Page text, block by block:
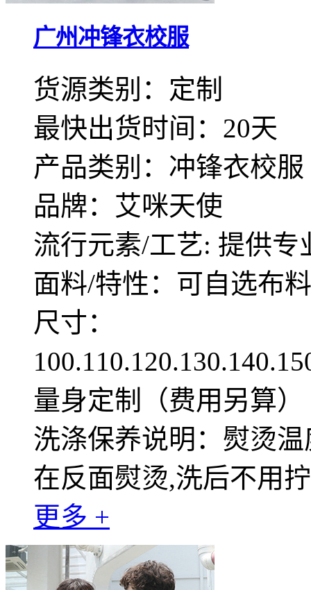
广州冲锋衣校服
货源类别：定制
最快出货时间：20天
产品类别：冲锋衣校服
品牌：艾咪天使
流行元素/工艺: 提供专
面料/特性：可自选布料
尺寸：
量身定制（费用另算）
洗涤保养说明：熨烫
在反面熨烫,洗后不用
更多 +